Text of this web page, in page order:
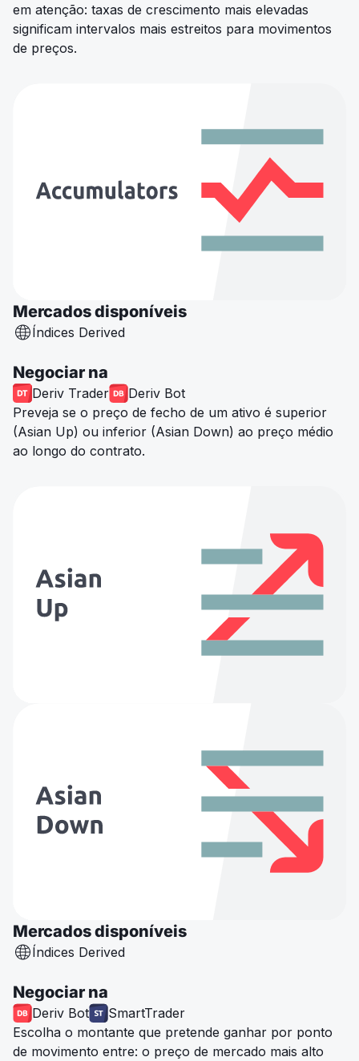
em atenção: taxas de crescimento mais elevadas
significam intervalos mais estreitos para movimentos
de preços.
Mercados disponíveis
Índices Derived
Negociar na
Deriv Trader
Deriv Bot
Preveja se o preço de fecho de um ativo é superior
(Asian Up) ou inferior (Asian Down) ao preço médio
ao longo do contrato.
Mercados disponíveis
Índices Derived
Negociar na
Deriv Bot
SmartTrader
Escolha o montante que pretende ganhar por ponto
de movimento entre: o preço de mercado mais alto